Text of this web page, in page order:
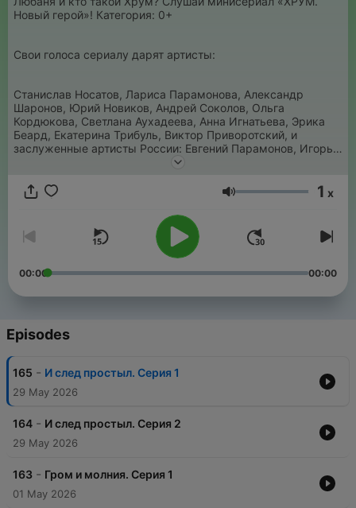
Новый герой»! Категория: 0+
Свои голоса сериалу дарят артисты:
Станислав Носатов, Лариса Парамонова, Александр
Шаронов, Юрий Новиков, Андрей Соколов, Ольга
Кордюкова, Светлана Аухадеева, Анна Игнатьева, Эрика
Беард, Екатерина Трибуль, Виктор Приворотский, и
заслуженные артисты России: Евгений Парамонов, Игорь
Volume 1 x
00:00 00:00
Episodes
165 - И след простыл. Серия 1
29 May 2026
164 - И след простыл. Серия 2
29 May 2026
163 - Гром и молния. Серия 1
01 May 2026